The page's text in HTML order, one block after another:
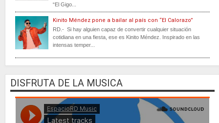
“El Gigo...
Kinito Méndez pone a bailar al país con “El Calorazo”
RD.- Si hay alguien capaz de convertir cualquier situación
cotidiana en una fiesta, ese es Kinito Méndez. Inspirado en las
intensas temper...
DISFRUTA DE LA MUSICA